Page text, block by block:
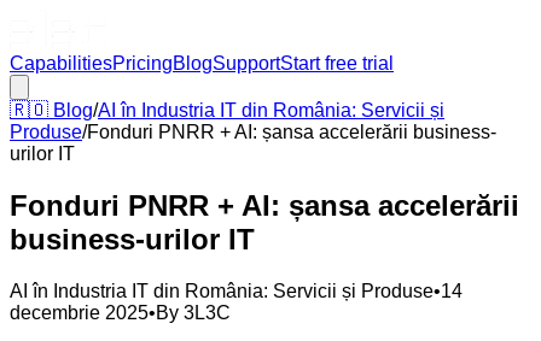
CapabilitiesPricingBlogSupportStart free trial
🇷🇴 Blog/AI în Industria IT din România: Servicii și
Produse/Fonduri PNRR + AI: șansa accelerării business-
urilor IT
Fonduri PNRR + AI: șansa accelerării
business-urilor IT
AI în Industria IT din România: Servicii și Produse•14
decembrie 2025•By 3L3C